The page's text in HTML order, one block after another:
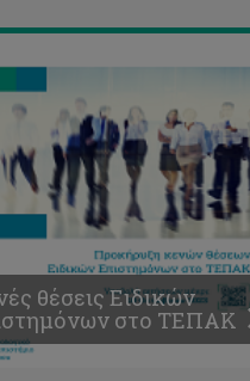
θέσεις Ειδικών
στο ΤΕΠΑΚ